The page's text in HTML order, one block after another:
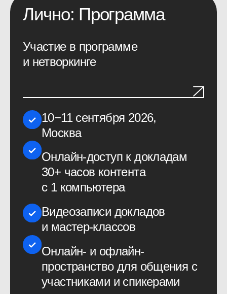
В трансляции
Онлайн-трансляция и доступ к
Академии
10−11 сентября 2026,
онлайн — ProductSense'26
Июнь 2027, онлайн —
PeopleSense'27
Онлайн-доступ к докладам
30+ часов контента на каждой
77 000 руб *
71 000 руб.
Забронировать